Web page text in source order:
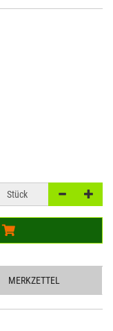
Stück
MERKZETTEL